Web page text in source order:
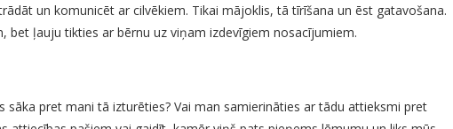
un komunicēt ar cilvēkiem. Tikai mājoklis, tā tīrīšana un ēst gatavošana.
bet ļauju tikties ar bērnu uz viņam izdevīgiem nosacījumiem.
sāka pret mani tā izturēties? Vai man samierināties ar tādu attieksmi pret